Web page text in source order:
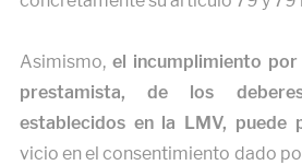
Asimismo,el incumplimiento
prestamista, de los
establecidos en la LMV, puede
vicio en el consentimiento dado